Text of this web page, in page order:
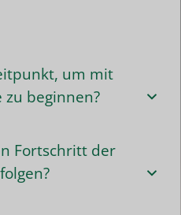
um mit
beginnen?
Fortschritt der